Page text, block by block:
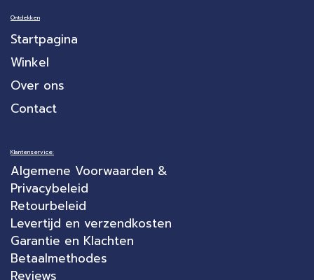
Ontdekken
Startpagina
Winkel
Over ons
Contact
Klantenservice:
Algemene Voorwaarden &
Privacybeleid
Retourbeleid
Levertijd en verzendkosten
Garantie en Klachten
Betaalmethodes
Reviews